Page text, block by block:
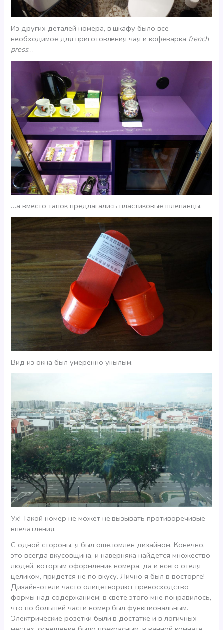
Из других деталей номера, в шкафу было все
необходимое для приготовления чая и кофеварка french
press…
…а вместо тапок предлагались пластиковые шлепанцы.
Вид из окна был умеренно унылым.
Ух! Такой номер не может не вызывать противоречивые
впечатления.
С одной стороны, я был ошеломлен дизайном. Конечно,
это всегда вкусовщина, и наверняка найдется множество
людей, которым оформление номера, да и всего отеля
целиком, придется не по вкусу. Лично я был в восторге!
Дизайн-отели часто олицетворяют превосходство
формы над содержанием; в свете этого мне понравилось,
что по большей части номер был функциональным.
Электрические розетки были в достатке и в логичных